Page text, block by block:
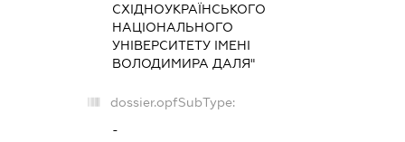
СХІДНОУКРАЇНСЬКОГО
НАЦІОНАЛЬНОГО
УНІВЕРСИТЕТУ ІМЕНІ
ВОЛОДИМИРА ДАЛЯ"
dossier.opfSubType:
-